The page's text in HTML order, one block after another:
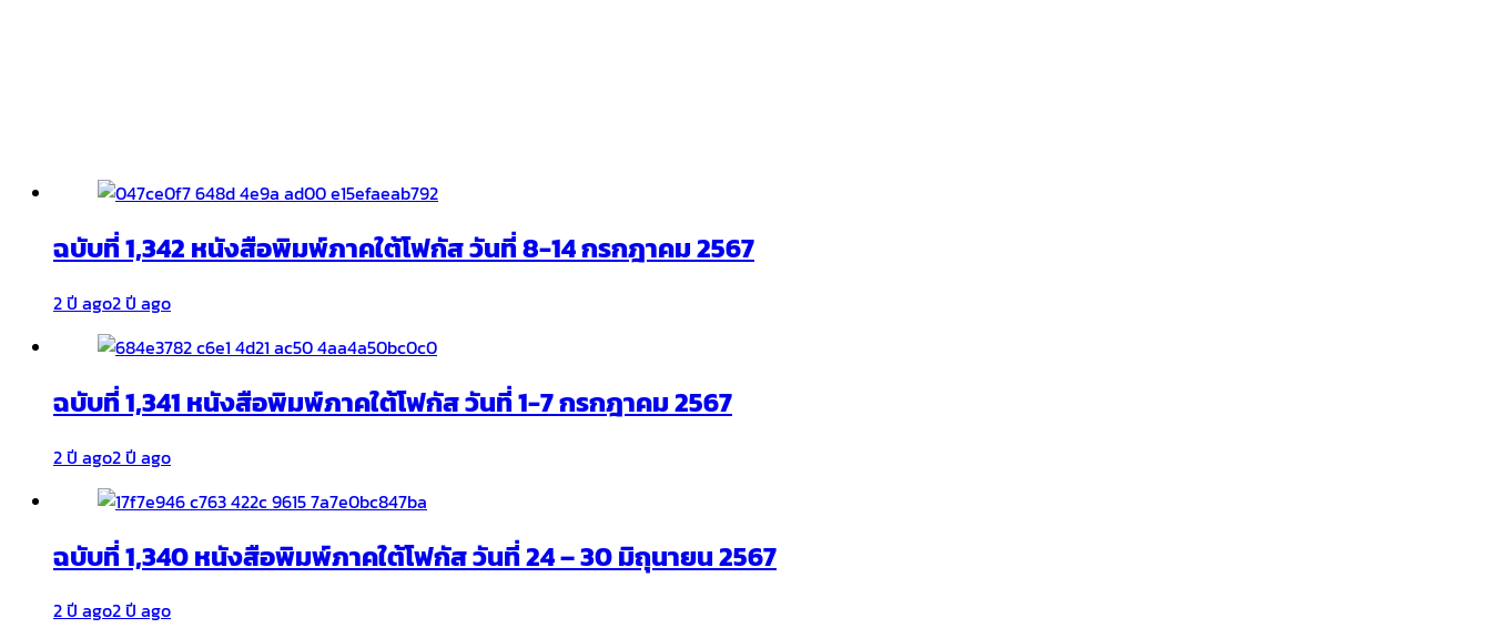
ฉบับที่ 1,342 หนังสือพิมพ์ภาคใต้โฟกัส วันที่ 8-14 กรกฎาคม 2567
2 ปี ago2 ปี ago
ฉบับที่ 1,341 หนังสือพิมพ์ภาคใต้โฟกัส วันที่ 1-7 กรกฎาคม 2567
2 ปี ago2 ปี ago
ฉบับที่ 1,340 หนังสือพิมพ์ภาคใต้โฟกัส วันที่ 24 – 30 มิถุนายน 2567
2 ปี ago2 ปี ago